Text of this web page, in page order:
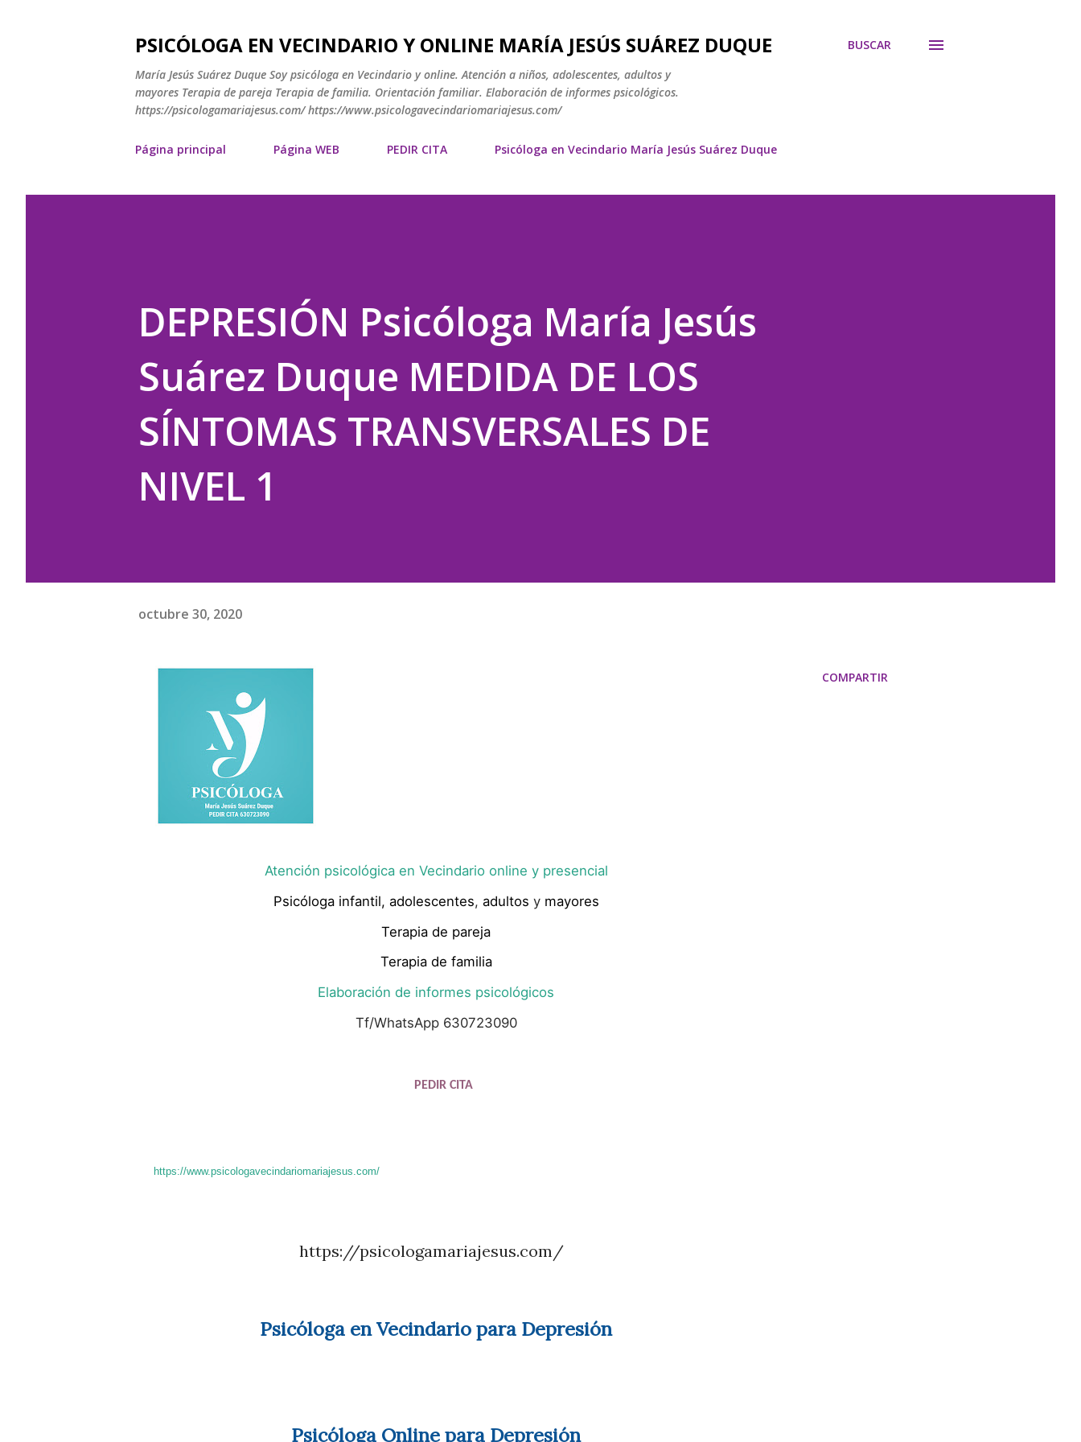
PSICÓLOGA EN VECINDARIO Y ONLINE MARÍA JESÚS SUÁREZ DUQUE
María Jesús Suárez Duque Soy psicóloga en Vecindario y online. Atención a niños, adolescentes, adultos y
mayores Terapia de pareja Terapia de familia. Orientación familiar. Elaboración de informes psicológicos.
https://psicologamariajesus.com/ https://www.psicologavecindariomariajesus.com/
BUSCAR
Página principal Página WEB PEDIR CITA Psicóloga en Vecindario María Jesús Suárez Duque
DEPRESIÓN Psicóloga María Jesús
Suárez Duque MEDIDA DE LOS
SÍNTOMAS TRANSVERSALES DE
NIVEL 1
octubre 30, 2020
Atención psicológica en Vecindario online y presencial
Psicóloga infantil, adolescentes, adultos y mayores
Terapia de pareja
Terapia de familia
Elaboración de informes psicológicos
Tf/WhatsApp 630723090
PEDIR CITA
https://www.psicologavecindariomariajesus.com/
https://psicologamariajesus.com/
Psicóloga en Vecindario para Depresión
Psicóloga Online para Depresión
COMPARTIR